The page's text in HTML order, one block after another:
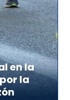
en la
la